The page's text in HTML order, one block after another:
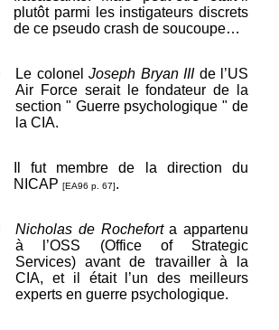
plutôt parmi les instigateurs discrets
de ce pseudo crash de soucoupe…
Le colonel Joseph Bryan III de l’US
Air Force serait le fondateur de la
section " Guerre psychologique " de
la CIA.
Il fut membre de la direction du
NICAP [EA96 p. 67].
Nicholas de Rocheforta appartenu
à l’OSS (Office of Strategic
Services) avant de travailler à la
CIA, et il était l’un des meilleurs
experts en guerre psychologique.